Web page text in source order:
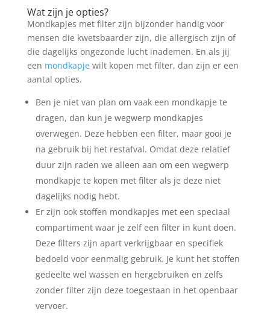
Wat zijn je opties?
Mondkapjes met filter zijn bijzonder handig voor
mensen die kwetsbaarder zijn, die allergisch zijn of
die dagelijks ongezonde lucht inademen. En als jij
een mondkapjewilt kopen met filter, dan zijn er een
aantal opties.
Ben je niet van plan om vaak een mondkapje te
dragen, dan kun je wegwerp mondkapjes
overwegen. Deze hebben een filter, maar gooi je
na gebruik bij het restafval. Omdat deze relatief
duur zijn raden we alleen aan om een wegwerp
mondkapje te kopen met filter als je deze niet
dagelijks nodig hebt.
Er zijn ook stoffen mondkapjes met een speciaal
compartiment waar je zelf een filter in kunt doen.
Deze filters zijn apart verkrijgbaar en specifiek
bedoeld voor eenmalig gebruik. Je kunt het stoffen
gedeelte wel wassen en hergebruiken en zelfs
zonder filter zijn deze toegestaan in het openbaar
vervoer.